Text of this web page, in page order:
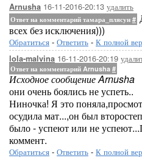
Arnusha 16-11-2016-20:13 удалить
Ответ на комментарий тамара_плясун #
всех без исключения)))
Обратиться - Ответить - К полной
lola-malvina 16-11-2016-20:19
Ответ на комментарий Arnusha #
Исходное сообщение Arnusha
они очень боялись не успеть..
Ниночка! Я это
осудила мат...,он был
было - успеют или не
коммент.
Обратиться - Ответить - К полной